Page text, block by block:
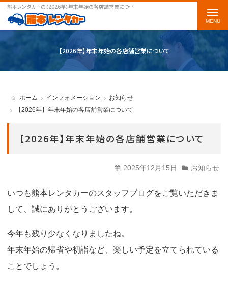
熊本レンタカーの【2026年】年末年始の各店舗営業についてをご案内します
【2026年】年末年始の各店舗営業について
ホーム インフォメーション
お知らせ
【2026年】年末年始の各店舗営業について
【2026年】年末年始の各店舗営業について
2025年12月15日 お知らせ
いつも熊本レンタカーのスタッフブログをご覧いただきま
して、誠にありがとうございます。
今年も残り少なくなりましたね。
年末年始の帰省や初詣など、楽しい予定を立てられている
ことでしょう。
t
o
g
l
g
a
n